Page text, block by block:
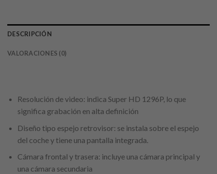
DESCRIPCIÓN
VALORACIONES (0)
Resolución de video: indica Super HD 1296P, lo que
significa grabación en alta definición
Diseño tipo espejo retrovisor: se instala sobre el espejo
del coche y tiene una pantalla integrada.
Cámara frontal y trasera: incluye una cámara principal y
una cámara secundaria